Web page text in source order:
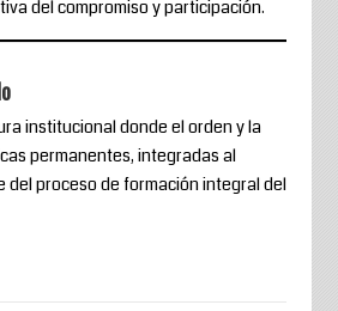
del compromiso y participación.
institucional donde el orden y la
permanentes, integradas al
del proceso de formación integral del